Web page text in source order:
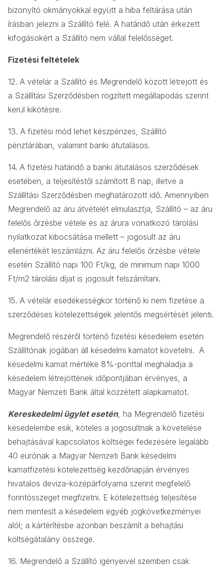
bizonyító okmányokkal együtt a hiba feltárása után
írásban jelezni a Szállító felé. A határidő után érkezett
kifogásokért a Szállító nem vállal felelősséget.
Fizetési feltételek
12. A vételár a Szállító és Megrendelő között létrejött és
a Szállítási Szerződésben rögzített megállapodás szerint
kerül kikötésre.
13. A fizetési mód lehet készpénzes, Szállító
pénztárában, valamint banki átutalásos.
14. A fizetési határidő a banki átutalásos szerződések
esetében, a teljesítéstől számított 8 nap, illetve a
Szállítási Szerződésben meghatározott idő. Amennyiben
Megrendelő az áru átvételét elmulasztja, Szállító – az áru
felelős őrzésbe vétele és az árura vonatkozó tárolási
nyilatkozat kibocsátása mellett – jogosult az áru
ellenértékét leszámlázni. Az áru felelős őrzésbe vétele
esetén Szállító napi 100 Ft/kg, de minimum napi 1000
Ft/m2 tárolási díjat is jogosult felszámítani.
15. A vételár esedékességkor történő ki nem fizetése a
szerződéses kötelezettségek jelentős megsértését jelenti.
Megrendelő részéről történő fizetési késedelem esetén
Szállítónak jogában áll késedelmi kamatot követelni. A
késedelmi kamat mértéke 8%-ponttal meghaladja a
késedelem létrejöttének időpontjában érvényes, a
Magyar Nemzeti Bank által közzétett alapkamatot.
Kereskedelmi ügylet esetén, ha Megrendelő fizetési
késedelembe esik, köteles a jogosultnak a követelése
behajtásával kapcsolatos költségei fedezésére legalább
40 eurónak a Magyar Nemzeti Bank késedelmi
kamatfizetési kötelezettség kezdőnapján érvényes
hivatalos deviza-középárfolyama szerint megfelelő
forintösszeget megfizetni. E kötelezettség teljesítése
nem mentesít a késedelem egyéb jogkövetkezményei
alól; a kártérítésbe azonban beszámít a behajtási
költségátalány összege.
16. Megrendelő a Szállító igényeivel szemben csak